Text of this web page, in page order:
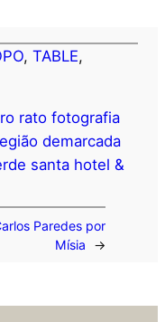
, TABLE
rato fotografia
demarcada
santa hotel &
Paredes por
Mísia
→